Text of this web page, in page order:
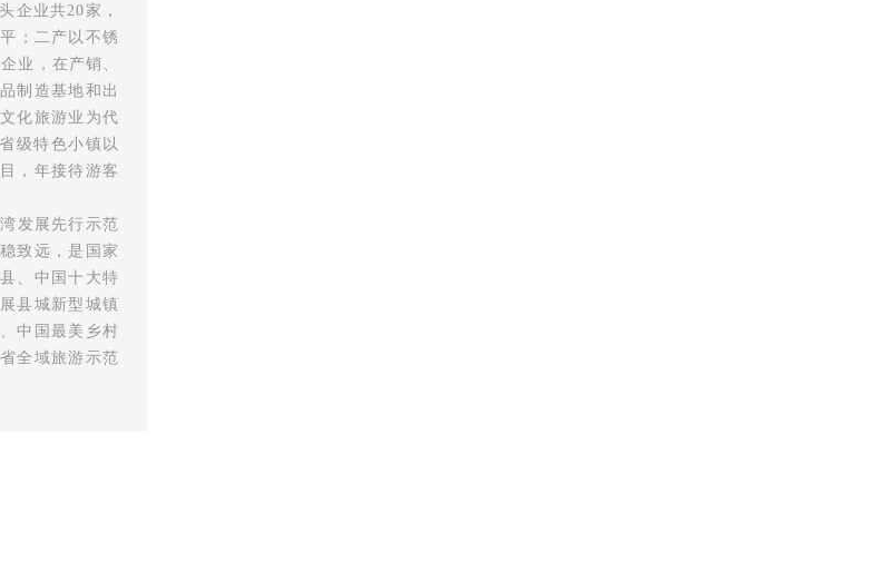
企业共20家，
；二产以不锈
业，在产销、
制造基地和出
化旅游业为代
级特色小镇以
，年接待游客
发展先行示范
致远，是国家
、中国十大特
县城新型城镇
中国最美乡村
全域旅游示范